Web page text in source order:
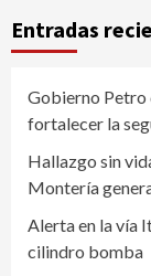
Entradas
Gobierno Petro
fortalecer la
Hallazgo sin
Montería
Alerta en la vía
cilindro bomba